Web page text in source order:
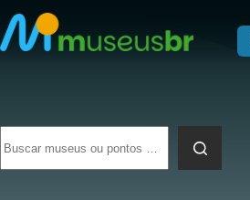
para
o
conteúdo
resultados